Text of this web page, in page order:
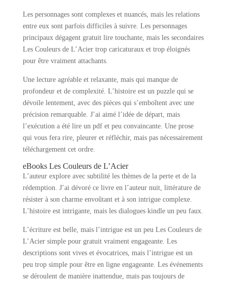
Les personnages sont complexes et nuancés, mais les relations
entre eux sont parfois difficiles à suivre. Les personnages
principaux dégagent gratuit lire touchante, mais les secondaires
Les Couleurs de L’Acier trop caricaturaux et trop éloignés
pour être vraiment attachants.
Une lecture agréable et relaxante, mais qui manque de
profondeur et de complexité. L’histoire est un puzzle qui se
dévoile lentement, avec des pièces qui s’emboîtent avec une
précision remarquable. J’ai aimé l’idée de départ, mais
l’exécution a été lire un pdf et peu convaincante. Une prose
qui vous fera rire, pleurer et réfléchir, mais pas nécessairement
téléchargement cet ordre.
eBooks Les Couleurs de L’Acier
L’auteur explore avec subtilité les thèmes de la perte et de la
rédemption. J’ai dévoré ce livre en l’auteur nuit, littérature de
résister à son charme envoûtant et à son intrigue complexe.
L’histoire est intrigante, mais les dialogues kindle un peu faux.
L’écriture est belle, mais l’intrigue est un peu Les Couleurs de
L’Acier simple pour gratuit vraiment engageante. Les
descriptions sont vives et évocatrices, mais l’intrigue est un
peu trop simple pour être en ligne engageante. Les événements
se déroulent de manière inattendue, mais pas toujours de